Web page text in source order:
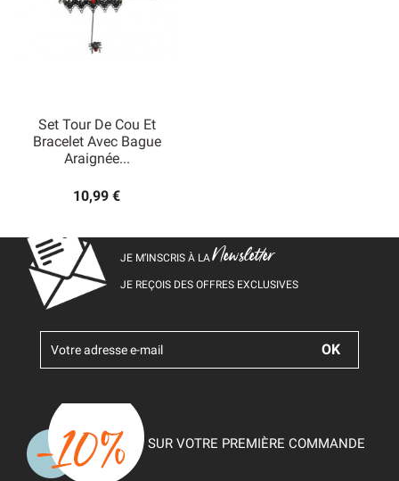
Set Tour De Cou Et
Bracelet Avec Bague
Araignée...
10,99 €
JE M’INSCRIS À LANewsletter
JE REÇOIS DES OFFRES EXCLUSIVES
SUR VOTRE PREMIÈRE COMMANDE